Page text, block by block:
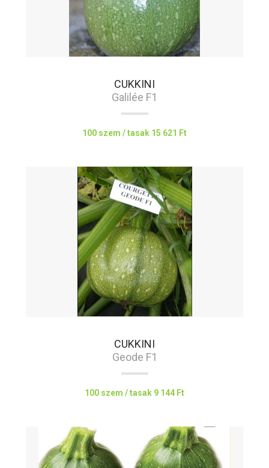
CUKKINI
Galilée F1
100 szem / tasak 15 621 Ft
CUKKINI
Geode F1
100 szem / tasak 9 144 Ft